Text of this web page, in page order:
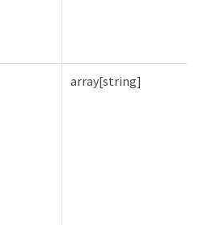
array[string]